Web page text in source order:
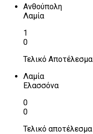
Ανθούπολη
Λαμία
1
0
Τελικό Αποτέλεσμα
Λαμία
Ελασσόνα
0
0
Τελικό αποτέλεσμα